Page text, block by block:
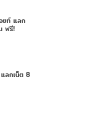
ยท์ แลก
ฟรี!
ลกเน็ต 8